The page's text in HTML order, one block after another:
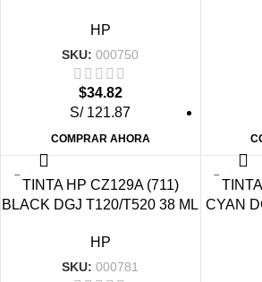
HP
SKU:000750
$34.82
S/ 121.87
COMPRAR AHORA
TINTA HP CZ129A (711)
BLACK DGJ T120/T520 38 ML
HP
SKU:000781
CYAN